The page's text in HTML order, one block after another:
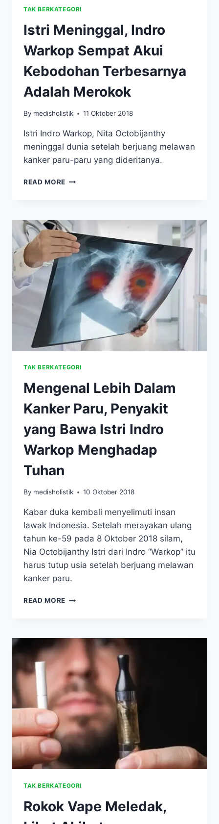
TAK BERKATEGORI
Istri Meninggal, Indro
Warkop Sempat Akui
Kebodohan Terbesarnya
Adalah Merokok
By medisholistik 11 Oktober 2018
Istri Indro Warkop, Nita Octobijanthy
meninggal dunia setelah berjuang melawan
kanker paru-paru yang dideritanya.
READ MORE ISTRI
SEMPAT
AKUI
KEBODOHAN
TERBESARNYA
ADALAH
MEROKOK
TAK BERKATEGORI
Mengenal Lebih Dalam
Kanker Paru, Penyakit
yang Bawa Istri Indro
Warkop Menghadap
Tuhan
By medisholistik 10 Oktober 2018
Kabar duka kembali menyelimuti insan
lawak Indonesia. Setelah merayakan ulang
tahun ke-59 pada 8 Oktober 2018 silam,
Nia Octobijanthy Istri dari Indro “Warkop” itu
harus tutup usia setelah berjuang melawan
kanker paru.
READ MORE MENGENAL
PARU,
PENYAKIT
YANG
BAWA
ISTRI
INDRO
WARKOP
MENGHADAP
TUHAN
TAK BERKATEGORI
Rokok Vape Meledak,